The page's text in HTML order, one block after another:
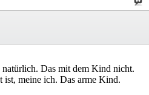
Das mit dem Kind nicht.
ist, meine ich. Das arme Kind.